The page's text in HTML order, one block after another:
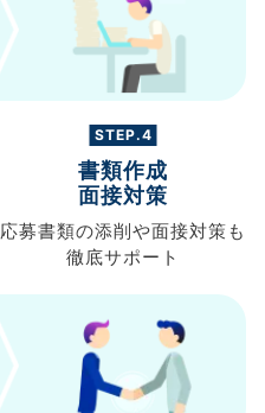
STEP.4
書類作成
面接対策
応募書類の添削や面接対策も
徹底サポート